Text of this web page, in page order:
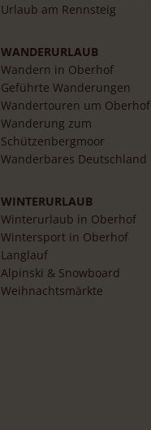
Urlaub am Rennsteig
WANDERURLAUB
Wandern in Oberhof
Geführte Wanderungen
Wandertouren um Oberhof
Wanderung zum
Schützenbergmoor
Wanderbares Deutschland
WINTERURLAUB
Winterurlaub in Oberhof
Wintersport in Oberhof
Langlauf
Alpinski & Snowboard
Weihnachtsmärkte